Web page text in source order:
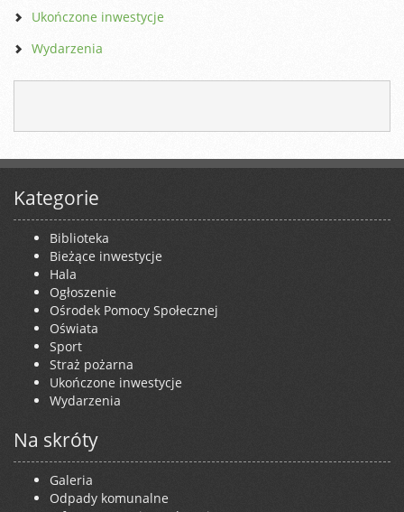
Ukończone inwestycje
Wydarzenia
Kategorie
Biblioteka
Bieżące inwestycje
Hala
Ogłoszenie
Ośrodek Pomocy Społecznej
Oświata
Sport
Straż pożarna
Ukończone inwestycje
Wydarzenia
Na skróty
Galeria
Odpady komunalne